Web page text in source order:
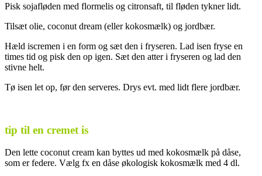
Pisk sojafløden med flormelis og citronsaft, til fløden tykner lidt.
Tilsæt olie, coconut dream (eller kokosmælk) og jordbær.
Hæld iscremen i en form og sæt den i fryseren. Lad isen fryse en
times tid og pisk den op igen. Sæt den atter i fryseren og lad den
stivne helt.
Tø isen let op, før den serveres. Drys evt. med lidt flere jordbær.
tip til en cremet is
Den lette coconut cream kan byttes ud med kokosmælk på dåse,
som er federe. Vælg fx en dåse økologisk kokosmælk med 4 dl.